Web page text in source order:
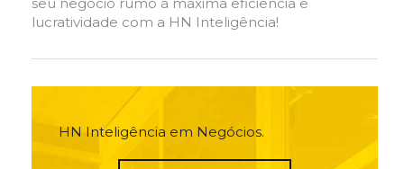
seu negócio rumo à máxima eficiência e
lucratividade com a HN Inteligência!
HN Inteligência em Negócios.